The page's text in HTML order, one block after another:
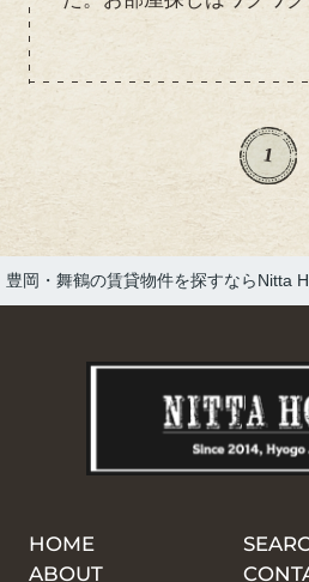
ぐ引っ越したい！」と思
想のお部屋がすぐに見つ
ですよね。条件が良いお
てしまうこともあり、ま
イミング」が大切だと感
客様のご希望に少しでも
できるよう、日々アンテ
す。お部屋探しでお悩み
にご相談ください。
1
豊岡・舞鶴の賃貸物件を探すならNitta
HOME
ABOUT